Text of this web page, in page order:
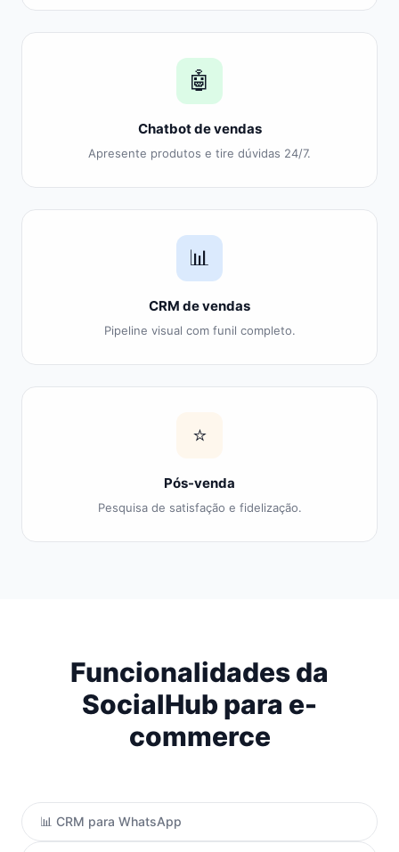
🤖
Chatbot de vendas
Apresente produtos e tire dúvidas 24/7.
📊
CRM de vendas
Pipeline visual com funil completo.
⭐
Pós-venda
Pesquisa de satisfação e fidelização.
Funcionalidades da
SocialHub para e-
commerce
📊 CRM para WhatsApp